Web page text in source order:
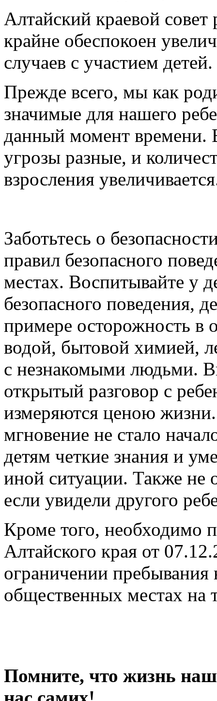
Алтайский краевой
крайне обеспокоен
случаев с участием детей.
Прежде всего, мы как
значимые для нашего
данный момент времени.
угрозы разные, и
взросления
Заботьтесь о
правил безопасного
местах. Воспитывайте у
безопасного поведения,
примере осторожность в
водой, бытовой химией,
с незнакомыми людьми.
открытый разговор с
измеряются ценою
мгновение не стало
детям четкие знания и
иной ситуации. Также не
если увидели другого
Кроме того, необходимо
Алтайского края от
ограничении
общественных местах на
Помните, что жизнь